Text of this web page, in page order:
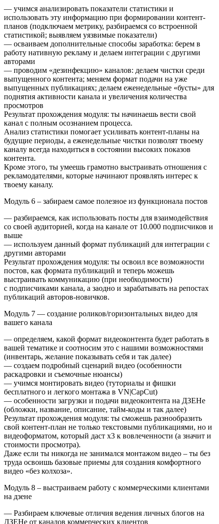
— учимся анализировать показатели статистики и
использовать эту информацию при формировании контент-
планов (подключаем метрику, разбираемся со встроенной
статистикой; выявляем уязвимые показатели)
— осваиваем дополнительные способы заработка: берем в
работу нативную рекламу и делаем интеграции с другими
авторами
— проводим «дезинфекцию» каналов: делаем чистки среди
выпущенного контента; меняем формат подачи на уже
выпущенных публикациях; делаем еженедельные «бусты» для
поднятия активности канала и увеличения количества
просмотров
Результат прохождения модуля: ты начинаешь вести свой
канал с полным осознанием процесса.
Анализ статистики помогает усиливать контент-планы на
будущие периоды, а еженедельные чистки позволят твоему
каналу всегда находиться в состоянии высоких показов
контента.
Кроме этого, ты умеешь грамотно выстраивать отношения с
рекламодателями, которые начинают проявлять интерес к
твоему каналу.
Модуль 6 – забираем самое полезное из функционала постов
— разбираемся, как использовать посты для взаимодействия
со своей аудиторией, когда на канале от 10.000 подписчиков и
выше
— используем данный формат публикаций для интеграции с
другими авторами
Результат прохождения модуля: ты освоил все возможности
постов, как формата публикаций и теперь можешь
выстраивать коммуникацию (при необходимости)
с подписчиками канала, а заодно и зарабатывать на репостах
публикаций авторов-новичков.
Модуль 7 — создание роликов/горизонтальных видео для
вашего канала
— определяем, какой формат видеоконтента будет работать в
вашей тематике и соотносим это с нашими возможностями
(инвентарь, желание показывать себя и так далее)
— создаем подробный сценарий видео (особенности
раскадровки и съемочные нюансы)
— учимся монтировать видео (туториалы и фишки
бесплатного и легкого монтажа в VN|CapCut)
— особенности загрузки и подачи видеоконтента на ДЗЕНе
(обложки, название, описание, тайм-коды и так далее)
Результат прохождения модуля: ты сможешь разнообразить
свой контент-план не только текстовыми публикациями, но и
видеоформатом, который даст х3 к вовлеченности (а значит и
стоимости просмотра).
Даже если ты никогда не занимался монтажом видео – ты без
труда освоишь базовые приемы для создания комфортного
видео «без колхоза».
Модуль 8 – выстраиваем работу с коммерческими клиентами
на дзене
— Разбираем ключевые отличия ведения личных блогов на
ДЗЕНе от каналов коммерческих клиентов